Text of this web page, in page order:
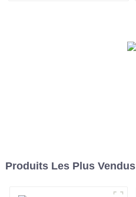
Produits Les Plus Vendus